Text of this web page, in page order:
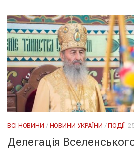
ВСІ НОВИНИ / НОВИНИ УКРАЇНИ / ПОДІЇ
Делегація